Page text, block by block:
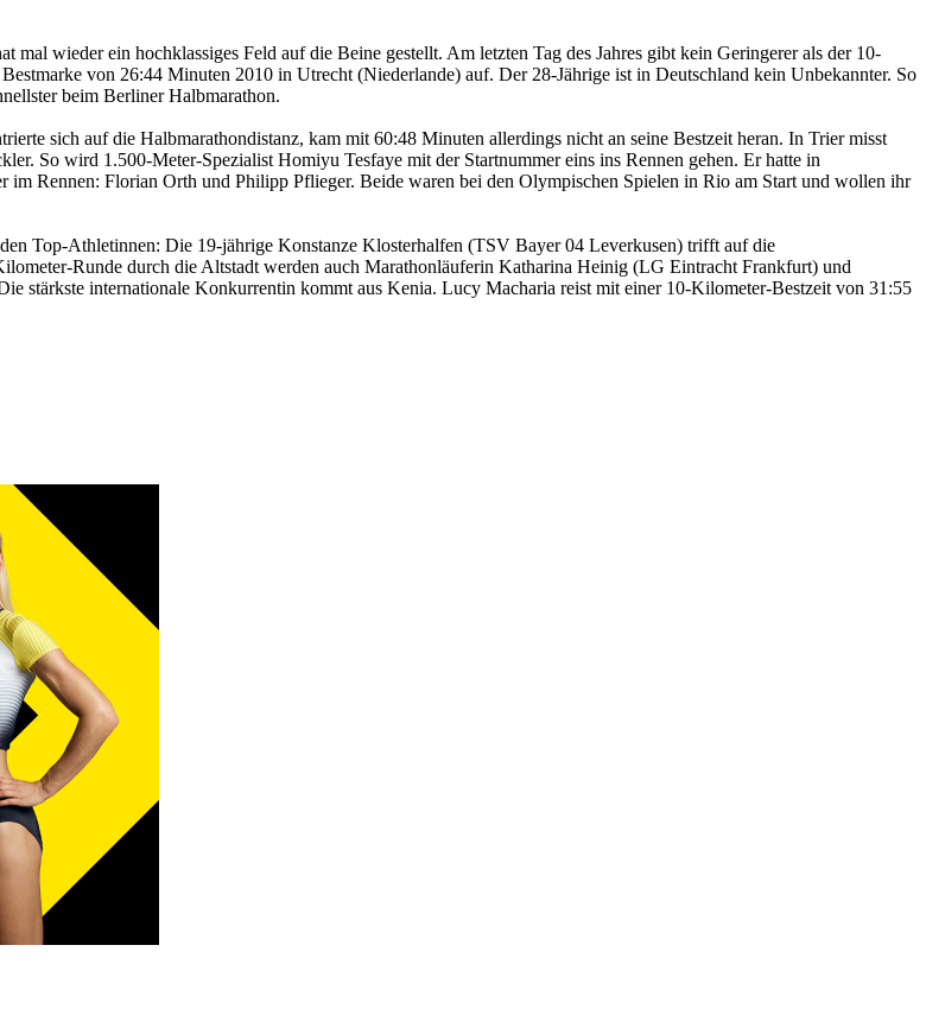
wieder ein hochklassiges Feld auf die Beine gestellt. Am letzten Tag des Jahres gibt kein Geringerer als der 10-
von 26:44 Minuten 2010 in Utrecht (Niederlande) auf. Der 28-Jährige ist in Deutschland kein Unbekannter. So
beim Berliner Halbmarathon.
sich auf die Halbmarathondistanz, kam mit 60:48 Minuten allerdings nicht an seine Bestzeit heran. In Trier misst
So wird 1.500-Meter-Spezialist Homiyu Tesfaye mit der Startnummer eins ins Rennen gehen. Er hatte in
im Rennen: Florian Orth und Philipp Pflieger. Beide waren bei den Olympischen Spielen in Rio am Start und wollen ihr
Top-Athletinnen: Die 19-jährige Konstanze Klosterhalfen (TSV Bayer 04 Leverkusen) trifft auf die
Runde durch die Altstadt werden auch Marathonläuferin Katharina Heinig (LG Eintracht Frankfurt) und
stärkste internationale Konkurrentin kommt aus Kenia. Lucy Macharia reist mit einer 10-Kilometer-Bestzeit von 31:55